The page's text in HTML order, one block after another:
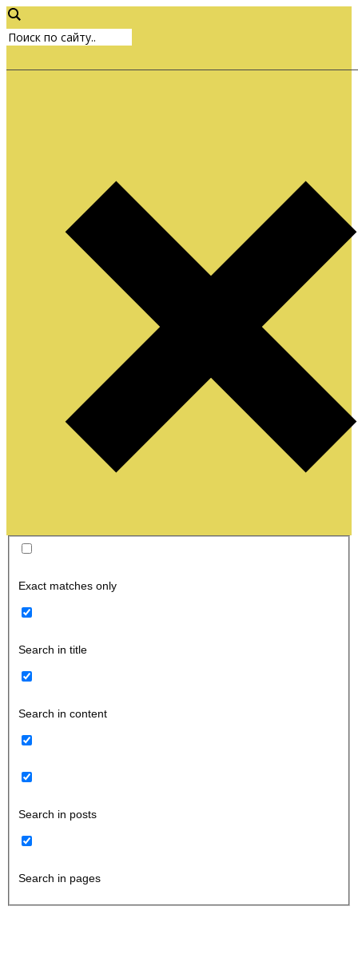
Exact matches only
Search in title
Search in content
Search in posts
Search in pages